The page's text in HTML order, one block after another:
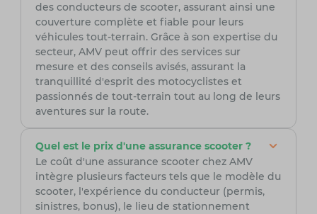
des conducteurs de scooter, assurant ainsi une
couverture complète et fiable pour leurs
véhicules tout-terrain. Grâce à son expertise du
secteur, AMV peut offrir des services sur
mesure et des conseils avisés, assurant la
tranquillité d'esprit des motocyclistes et
passionnés de tout-terrain tout au long de leurs
aventures sur la route.
Quel est le prix d'une assurance scooter ?
Le coût d'une assurance scooter chez AMV
intègre plusieurs facteurs tels que le modèle du
scooter, l'expérience du conducteur (permis,
sinistres, bonus), le lieu de stationnement